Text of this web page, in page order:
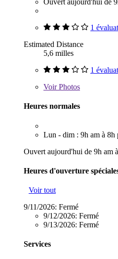
Ouvert aujourd'hui de
1
Estimated Distance
5,6 milles
1
VoirPhotos
Heures normales
Lun - dim : 9h am à 8h
Ouvert aujourd'hui de 9h am
Heures d'ouverture
Voir tout
9/11/2026: Fermé
9/12/2026: Fermé
9/13/2026: Fermé
Services